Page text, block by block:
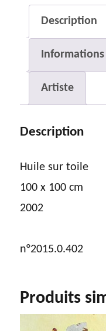
(Diabolo)
Description
Artiste
Description
Huile sur toile
100 x 100 cm
2002
n°2015.0.402
Produits